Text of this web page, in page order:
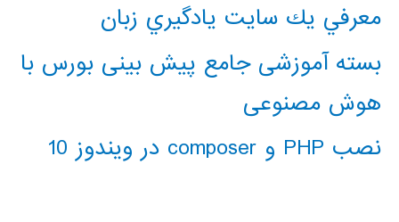
معرفي يك سايت يادگيري زبان
بسته آموزشی جامع پیش بینی بورس با
هوش مصنوعی
نصب PHP و composer در ویندوز 10